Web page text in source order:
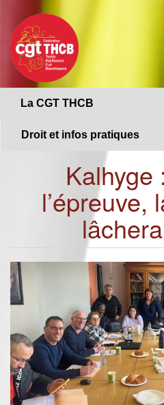
contenu
principal
La CGT THCB
Droit et infos pratiques
Kalhyge
l’épreuve,